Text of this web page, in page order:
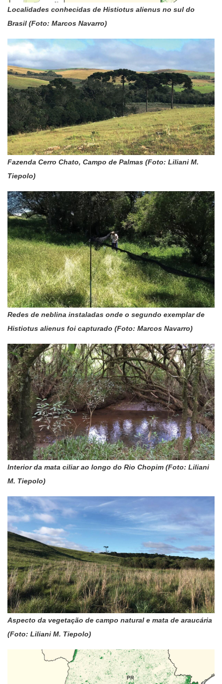
Localidades conhecidas de Histiotus alienus no sul do
Brasil (Foto: Marcos Navarro)
Fazenda Cerro Chato, Campo de Palmas (Foto: Liliani M.
Tiepolo)
Redes de neblina instaladas onde o segundo exemplar de
Histiotus alienus foi capturado (Foto: Marcos Navarro)
Interior da mata ciliar ao longo do Rio Chopim (Foto: Liliani
M. Tiepolo)
Aspecto da vegetação de campo natural e mata de araucária
(Foto: Liliani M. Tiepolo)